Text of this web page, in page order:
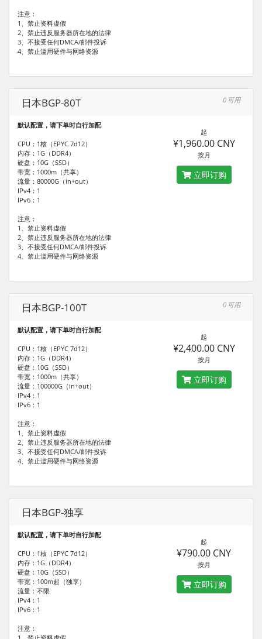
注意：
1、禁止资料虚假
2、禁止违反服务器所在地的法律
3、不接受任何DMCA/邮件投诉
4、禁止滥用硬件与网络资源
日本BGP-80T 0 可用
默认配置，请下单时自行加配
CPU：1核（EPYC 7d12）
内存：1G（DDR4）
硬盘：10G（SSD）
带宽：1000m（共享）
流量：80000G（in+out）
IPv4：1
IPv6：1
注意：
1、禁止资料虚假
2、禁止违反服务器所在地的法律
3、不接受任何DMCA/邮件投诉
4、禁止滥用硬件与网络资源
起
¥1,960.00 CNY
按月
立即订购
日本BGP-100T 0 可用
默认配置，请下单时自行加配
CPU：1核（EPYC 7d12）
内存：1G（DDR4）
硬盘：10G（SSD）
带宽：1000m（共享）
流量：100000G（in+out）
IPv4：1
IPv6：1
注意：
1、禁止资料虚假
2、禁止违反服务器所在地的法律
3、不接受任何DMCA/邮件投诉
4、禁止滥用硬件与网络资源
起
¥2,400.00 CNY
按月
立即订购
日本BGP-独享
默认配置，请下单时自行加配
CPU：1核（EPYC 7d12）
内存：1G（DDR4）
硬盘：10G（SSD）
带宽：100m起（独享）
流量：不限
IPv4：1
IPv6：1
注意：
起
¥790.00 CNY
按月
立即订购